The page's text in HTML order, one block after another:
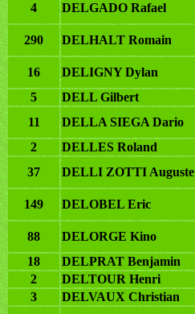
4 DELGADO Rafael
290 DELHALT Romain
16 DELIGNY Dylan
5
DELL Gilbert
11
DELLA SIEGA Dario
2
DELLES Roland
37
DELLI ZOTTI Auguste
149 DELOBEL Eric
88 DELORGE Kino
18
DELPRAT Benjamin
2
DELTOUR Henri
3
DELVAUX Christian